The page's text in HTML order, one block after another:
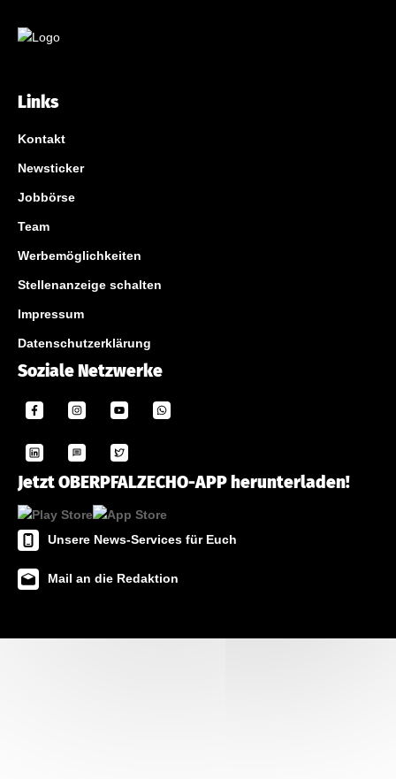
Links
Kontakt
Newsticker
Jobbörse
Team
Werbemöglichkeiten
Stellenanzeige schalten
Impressum
Datenschutzerklärung
Soziale Netzwerke
Jetzt OBERPFALZECHO-APP herunterladen!
Unsere News-Services für Euch
Mail an die Redaktion